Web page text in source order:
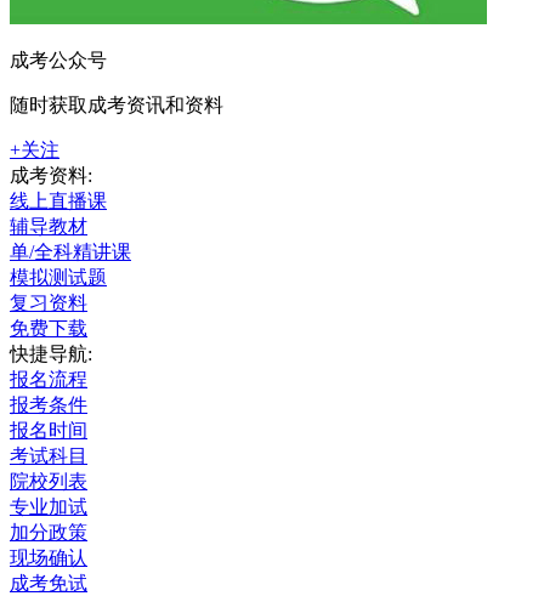
成考公众号
随时获取成考资讯和资料
+关注
成考资料:
线上直播课
辅导教材
单/全科精讲课
模拟测试题
复习资料
免费下载
快捷导航:
报名流程
报考条件
报名时间
考试科目
院校列表
专业加试
加分政策
现场确认
成考免试